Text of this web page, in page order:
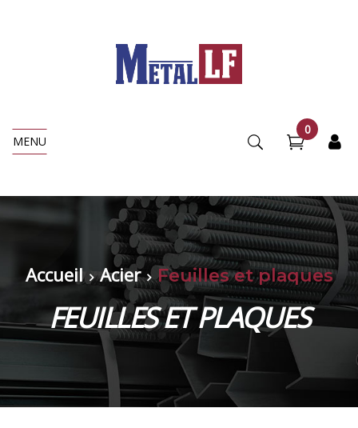
MENU
0
Accueil Acier Feuilles et plaques
FEUILLES ET PLAQUES